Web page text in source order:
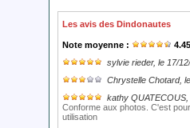
Les avis des Dindonautes
Note moyenne : 4.45
sylvie rieder, le 17/
Chrystelle Chotard,
kathy QUATECOUS
Conforme aux photos. C'est
utilisation